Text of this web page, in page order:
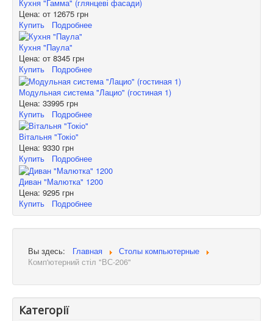
Кухня "Гамма" (глянцеві фасади)
Цена: от 12675 грн
Купить
Подробнее
Кухня "Паула"
Цена: от 8345 грн
Купить
Подробнее
Модульная система "Лацио" (гостиная 1)
Цена: 33995 грн
Купить
Подробнее
Вітальня "Токіо"
Цена: 9330 грн
Купить
Подробнее
Диван "Малютка" 1200
Цена: 9295 грн
Купить
Подробнее
Вы здесь: Главная
Столы компьютерные
Комп'ютерний стіл "ВС-206"
Категорії